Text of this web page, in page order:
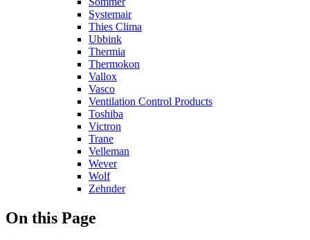
Systemair
Thies Clima
Ubbink
Thermia
Thermokon
Vallox
Vasco
Ventilation Control Products
Toshiba
Victron
Trane
Velleman
Wever
Wolf
Zehnder
On this Page